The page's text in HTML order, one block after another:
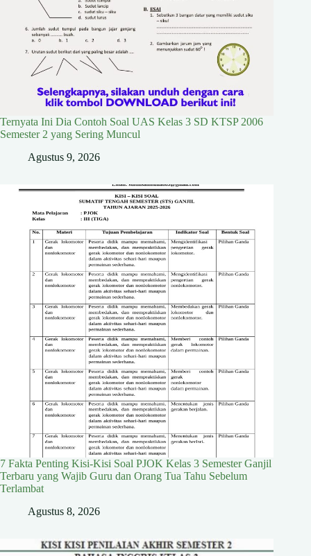
Ternyata Ini Dia Contoh Soal UAS Kelas 3 SD KTSP 2006
Semester 2 yang Sering Muncul
Agustus 9, 2026
7 Fakta Penting Kisi-Kisi Soal PJOK Kelas 3 Semester Ganjil
Terbaru yang Wajib Guru dan Orang Tua Tahu Sebelum
Terlambat
Agustus 8, 2026